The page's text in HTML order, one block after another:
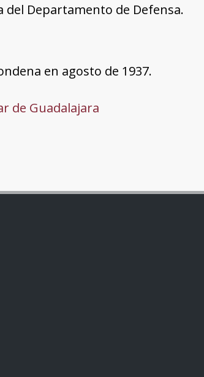
Departamento de Defensa.
en agosto de 1937.
de Guadalajara